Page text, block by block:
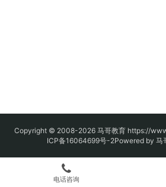
Copyright © 2008-2026 马哥教育 https://
ICP备16064699号-2Powered by 马
电话咨询